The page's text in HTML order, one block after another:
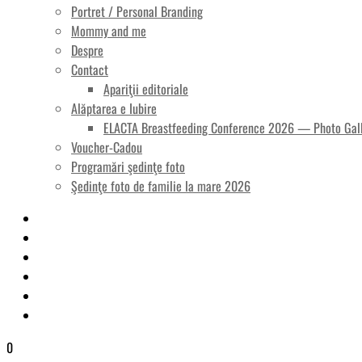
Portret / Personal Branding
Mommy and me
Despre
Contact
Apariţii editoriale
Alăptarea e Iubire
ELACTA Breastfeeding Conference 2026 — Photo
Voucher-Cadou
Programări şedinţe foto
Şedinţe foto de familie la mare 2026
0